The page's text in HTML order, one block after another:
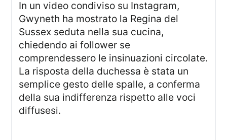
In un video condiviso su Instagram,
Gwyneth ha mostrato la Regina del
Sussex seduta nella sua cucina,
chiedendo ai follower se
comprendessero le insinuazioni circolate.
La risposta della duchessa è stata un
semplice gesto delle spalle, a conferma
della sua indifferenza rispetto alle voci
diffusesi.